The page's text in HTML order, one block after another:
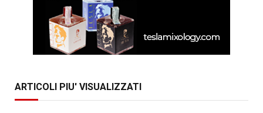
ARTICOLI PIU' VISUALIZZATI